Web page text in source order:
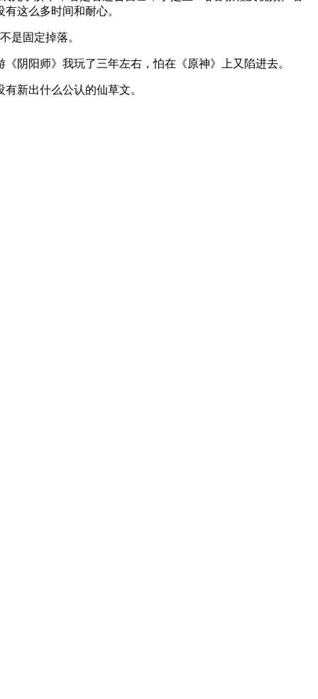
这么多时间和耐心。
是固定掉落。
阴阳师》我玩了三年左右，怕在《原神》上又陷进去。
新出什么公认的仙草文。